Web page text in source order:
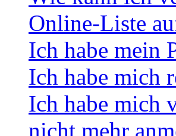
Online-Liste
Ich habe mein
Ich habe mich
Ich habe mich
nicht mehr